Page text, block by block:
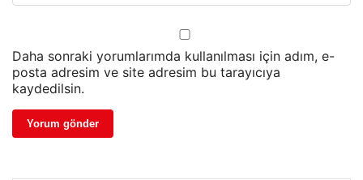
Daha sonraki yorumlarımda kullanılması için adım, e-
posta adresim ve site adresim bu tarayıcıya
kaydedilsin.